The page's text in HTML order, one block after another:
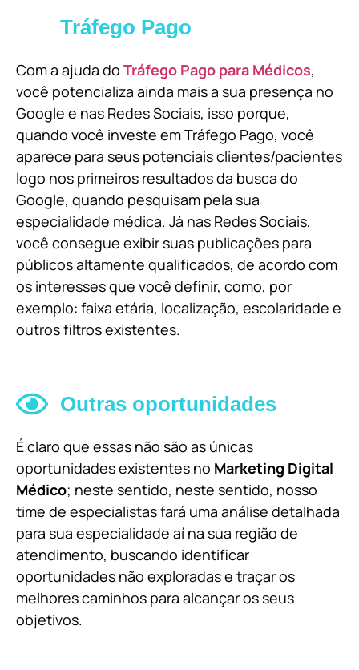
Tráfego Pago
Com a ajuda do Tráfego Pago para Médicos,
você potencializa ainda mais a sua presença no
Google e nas Redes Sociais, isso porque,
quando você investe em Tráfego Pago, você
aparece para seus potenciais clientes/pacientes
logo nos primeiros resultados da busca do
Google, quando pesquisam pela sua
especialidade médica. Já nas Redes Sociais,
você consegue exibir suas publicações para
públicos altamente qualificados, de acordo com
os interesses que você definir, como, por
exemplo: faixa etária, localização, escolaridade e
outros filtros existentes.
Outras oportunidades
É claro que essas não são as únicas
oportunidades existentes no Marketing Digital
Médico; neste sentido, neste sentido, nosso
time de especialistas fará uma análise detalhada
para sua especialidade aí na sua região de
atendimento, buscando identificar
oportunidades não exploradas e traçar os
melhores caminhos para alcançar os seus
objetivos.